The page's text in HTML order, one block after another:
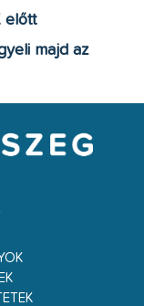
előtt
majd az